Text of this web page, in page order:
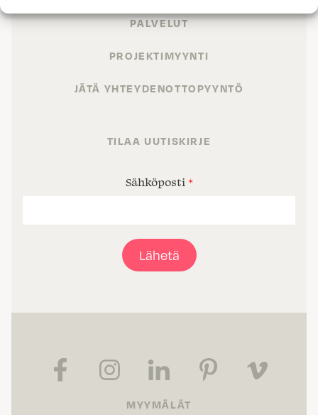
PALVELUT
PROJEKTIMYYNTI
JÄTÄ YHTEYDENOTTOPYYNTÖ
TILAA UUTISKIRJE
Sähköposti *
Lähetä
MYYMÄLÄT